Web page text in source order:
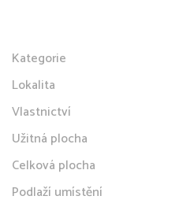
Kategorie
Lokalita
Vlastnictví
Užitná plocha
Celková plocha
Podlaží umístění